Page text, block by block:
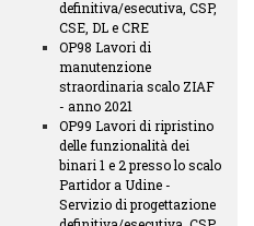
definitiva/esecutiva, CSP,
CSE, DL e CRE
OP98 Lavori di
manutenzione
straordinaria scalo ZIAF
- anno 2021
OP99 Lavori di ripristino
delle funzionalità dei
binari 1 e 2 presso lo scalo
Partidor a Udine -
Servizio di progettazione